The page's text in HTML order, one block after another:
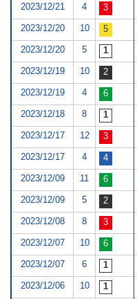
2023/12/21 4
2023/12/20 10
2023/12/20 5
2023/12/19 10
2023/12/19 4
2023/12/18 8
2023/12/17 12
2023/12/17 4
2023/12/09 11
2023/12/09 5
2023/12/08 8
2023/12/07 10
2023/12/07 6
2023/12/06 10